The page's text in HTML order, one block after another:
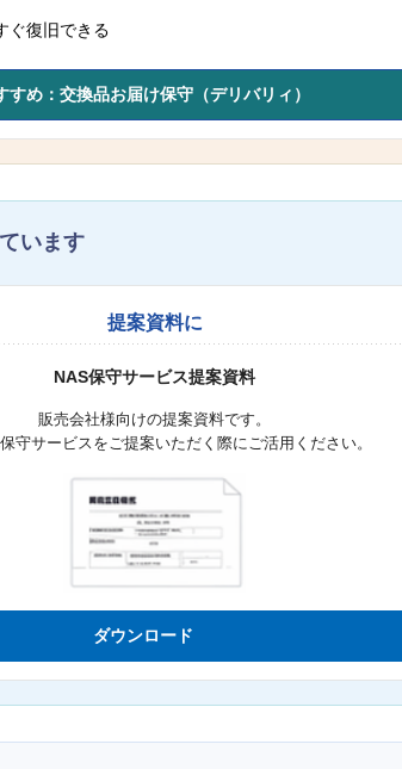
ぐ復旧できる
すめ：交換品お届け保守（デリバリィ）
います
提案資料に
NAS保守サービス提案資料
販売会社様向けの提案資料です。
守サービスをご提案いただく際にご活用ください。
ダウンロード